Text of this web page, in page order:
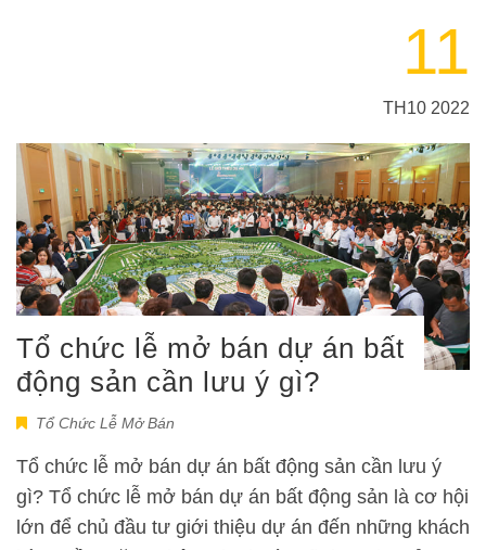
11
TH10 2022
Tổ chức lễ mở bán dự án bất
động sản cần lưu ý gì?
Tổ Chức Lễ Mở Bán
Tổ chức lễ mở bán dự án bất động sản cần lưu ý
gì? Tổ chức lễ mở bán dự án bất động sản là cơ hội
lớn để chủ đầu tư giới thiệu dự án đến những khách